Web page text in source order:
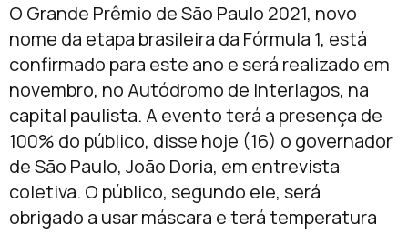
O Grande Prêmio de São Paulo 2021, novo
nome da etapa brasileira da Fórmula 1, está
confirmado para este ano e será realizado em
novembro, no Autódromo de Interlagos, na
capital paulista. A evento terá a presença de
100% do público, disse hoje (16) o governador
de São Paulo, João Doria, em entrevista
coletiva. O público, segundo ele, será
obrigado a usar máscara e terá temperatura